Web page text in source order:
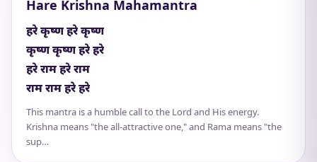
Hare Krishna Mahamantra
हरे कृष्ण हरे कृष्ण
कृष्ण कृष्ण हरे हरे
हरे राम हरे राम
राम राम हरे हरे
This mantra is a humble call to the Lord and His energy.
Krishna means "the all-attractive one," and Rama means "the
sup…